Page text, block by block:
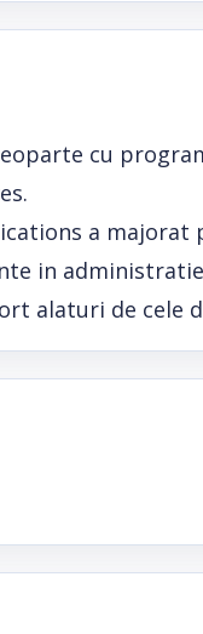
cu
a
in
alaturi de cele